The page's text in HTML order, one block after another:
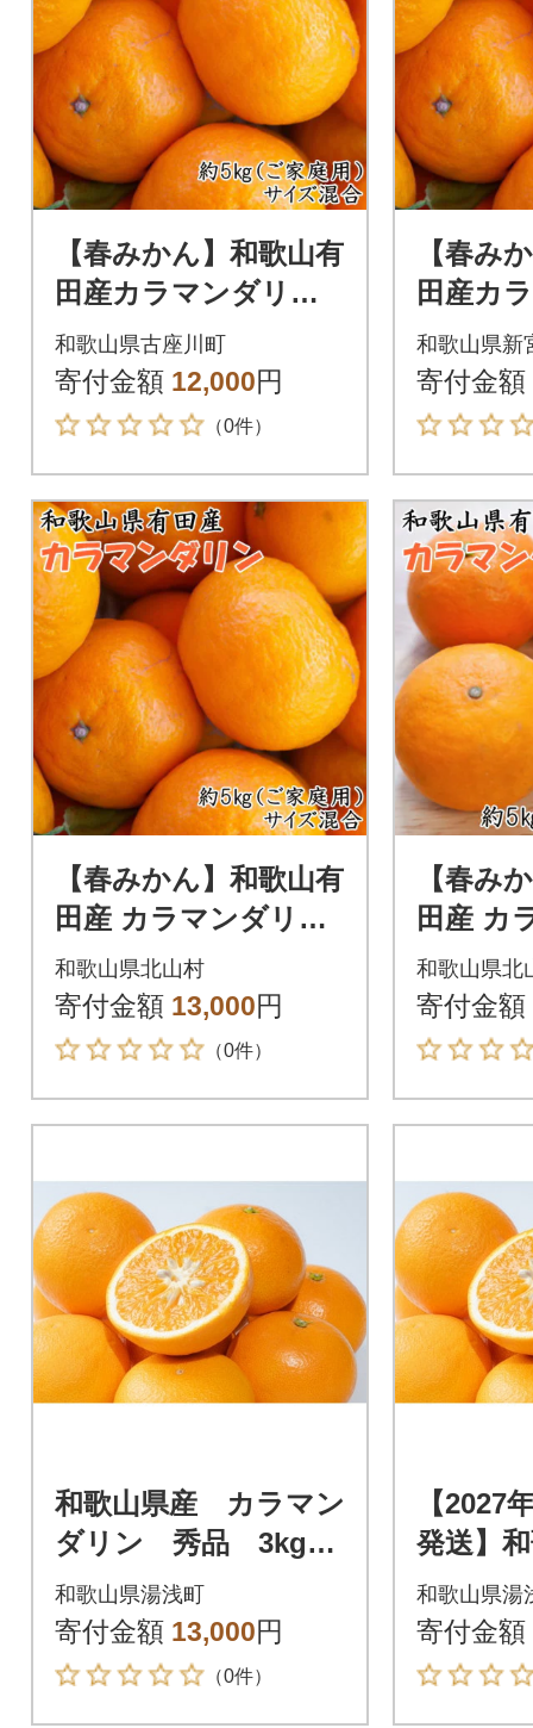
【春みかん】和歌山有
田産カラマンダリン
約5kg(サイズ混合
ご家庭用)(古座川町)
和歌山県古座川町
寄付金額 12,000円
（0件）
【春み
田産カ
約5kg(
ご家庭
和歌山県新
寄付金額
【春みかん】和歌山有
田産 カラマンダリン
約5kg サイズ混合 ご
家庭用【tec937】
和歌山県北山村
寄付金額 13,000円
（0件）
【春み
田産 カ
約5kg
せ【
和歌山県北
寄付金額
和歌山県産 カラマン
ダリン 秀品 3kg
サイズ混合
和歌山県湯浅町
寄付金額 13,000円
（0件）
【2027
発送】
マンダ
kg サ
和歌山県湯
寄付金額